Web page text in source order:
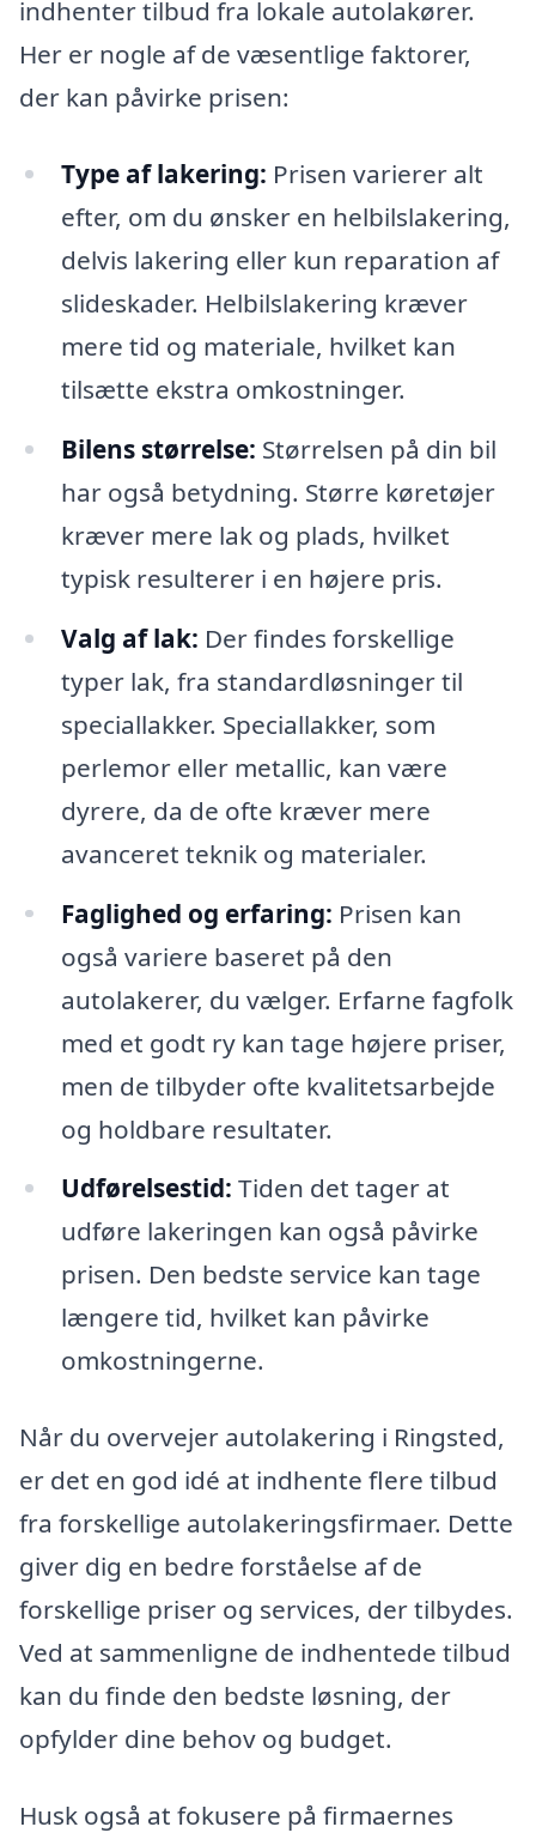
indhenter tilbud fra lokale autolakører.
Her er nogle af de væsentlige faktorer,
der kan påvirke prisen:
Type af lakering: Prisen varierer alt
efter, om du ønsker en helbilslakering,
delvis lakering eller kun reparation af
slideskader. Helbilslakering kræver
mere tid og materiale, hvilket kan
tilsætte ekstra omkostninger.
Bilens størrelse: Størrelsen på din bil
har også betydning. Større køretøjer
kræver mere lak og plads, hvilket
typisk resulterer i en højere pris.
Valg af lak: Der findes forskellige
typer lak, fra standardløsninger til
speciallakker. Speciallakker, som
perlemor eller metallic, kan være
dyrere, da de ofte kræver mere
avanceret teknik og materialer.
Faglighed og erfaring: Prisen kan
også variere baseret på den
autolakerer, du vælger. Erfarne fagfolk
med et godt ry kan tage højere priser,
men de tilbyder ofte kvalitetsarbejde
og holdbare resultater.
Udførelsestid: Tiden det tager at
udføre lakeringen kan også påvirke
prisen. Den bedste service kan tage
længere tid, hvilket kan påvirke
omkostningerne.
Når du overvejer autolakering i Ringsted,
er det en god idé at indhente flere tilbud
fra forskellige autolakeringsfirmaer. Dette
giver dig en bedre forståelse af de
forskellige priser og services, der tilbydes.
Ved at sammenligne de indhentede tilbud
kan du finde den bedste løsning, der
opfylder dine behov og budget.
Husk også at fokusere på firmaernes